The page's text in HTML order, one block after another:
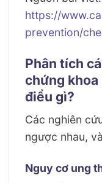
https://
prevention/
Phân tích
chứng
điều gì?
Các nghiên
ngược nhau,
Nguy cơ ung